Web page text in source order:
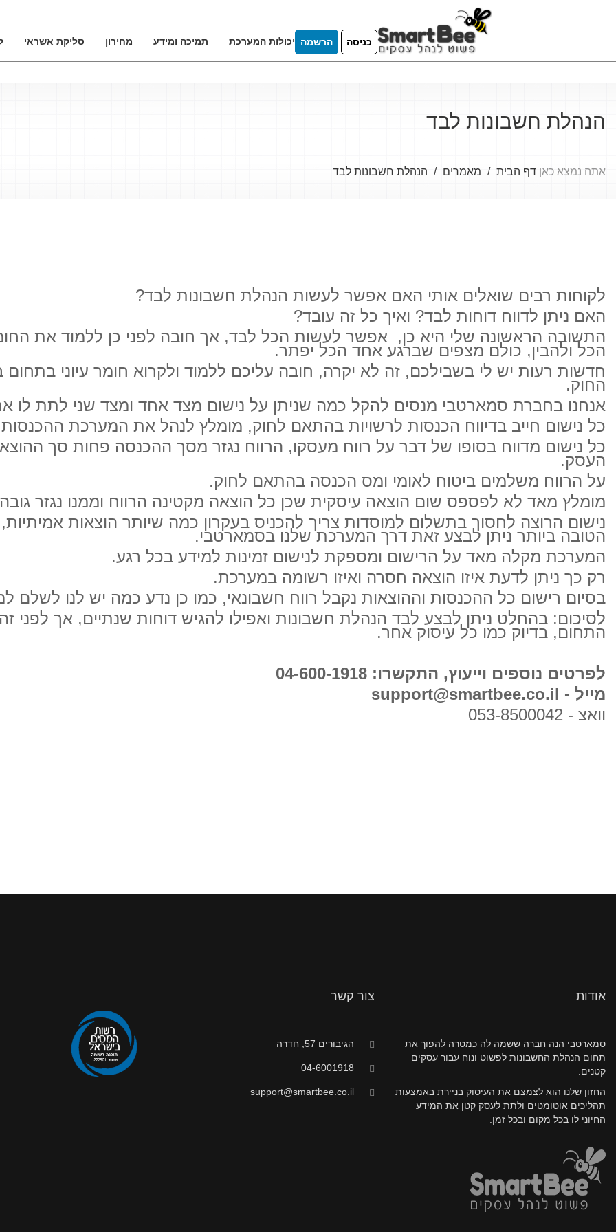
כניסה הרשמה יכולות המערכת תמיכה ומידע מחירון סליקת אשראי
הנהלת חשבונות לבד
אתה נמצא כאן דף הבית מאמרים הנהלת חשבונות לבד
לקוחות רבים שואלים אותי האם אפשר לעשות הנהלת חשבונות לבד?
האם ניתן לדווח דוחות לבד? ואיך כל זה עובד?
התשובה הראשונה שלי היא כן, אפשר לעשות הכל לבד, אך חובה לפני כן ללמוד את
הכל ולהבין, כולם מצפים שברגע אחד הכל יפתר.
חדשות רעות יש לי בשבילכם, זה לא יקרה, חובה עליכם ללמוד ולקרוא חומר עיוני
החוק.
אנחנו בחברת סמארטבי מנסים להקל כמה שניתן על נישום מצד אחד ומצד שני לתת לו
כל נישום חייב בדיווח הכנסות לרשויות בהתאם לחוק, מומלץ לנהל את המערכת
כל נישום מדווח בסופו של דבר על רווח מעסקו, הרווח נגזר מסך ההכנסה פחות סך
העסק.
על הרווח משלמים ביטוח לאומי ומס הכנסה בהתאם לחוק.
מומלץ מאד לא לפספס שום הוצאה עיסקית שכן כל הוצאה מקטינה הרווח וממנו נגזר
נישום הרוצה לחסוך בתשלום למוסדות צריך להכניס בעקרון כמה שיותר הוצאות
הטובה ביותר ניתן לבצע זאת דרך המערכת שלנו בסמארטבי.
המערכת מקלה מאד על הרישום ומספקת לנישום זמינות למידע בכל רגע.
רק כך ניתן לדעת איזו הוצאה חסרה ואיזו רשומה במערכת.
בסיום רישום כל ההכנסות וההוצאות נקבל רווח חשבונאי, כמו כן נדע כמה יש לנו לשלם
לסיכום: בהחלט ניתן לבצע לבד הנהלת חשבונות ואפילו להגיש דוחות שנתיים, אך לפני
התחום, בדיוק כמו כל עיסוק אחר.
לפרטים נוספים וייעוץ, התקשרו: 04-600-1918
מייל - support@smartbee.co.il
וואצ - 053-8500042
אודות
סמארטבי הנה חברה ששמה לה כמטרה להפוך את
תחום הנהלת החשבונות לפשוט ונוח עבור עסקים
קטנים.
החזון שלנו הוא לצמצם את העיסוק בניירת באמצעות
תהליכים אוטומטים ולתת לעסק קטן את המידע
החיוני לו בכל מקום ובכל זמן.
צור קשר
הגיבורים 57, חדרה
04-6001918
support@smartbee.co.il